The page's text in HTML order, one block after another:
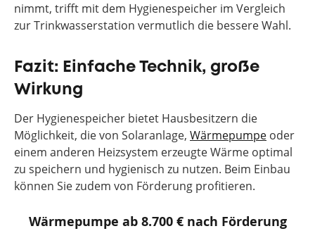
nimmt, trifft mit dem Hygienespeicher im Vergleich
zur Trinkwasserstation vermutlich die bessere Wahl.
Fazit: Einfache Technik, große
Wirkung
Der Hygienespeicher bietet Hausbesitzern die
Möglichkeit, die von Solaranlage, Wärmepumpe oder
einem anderen Heizsystem erzeugte Wärme optimal
zu speichern und hygienisch zu nutzen. Beim Einbau
können Sie zudem von Förderung profitieren.
Wärmepumpe ab 8.700 € nach Förderung